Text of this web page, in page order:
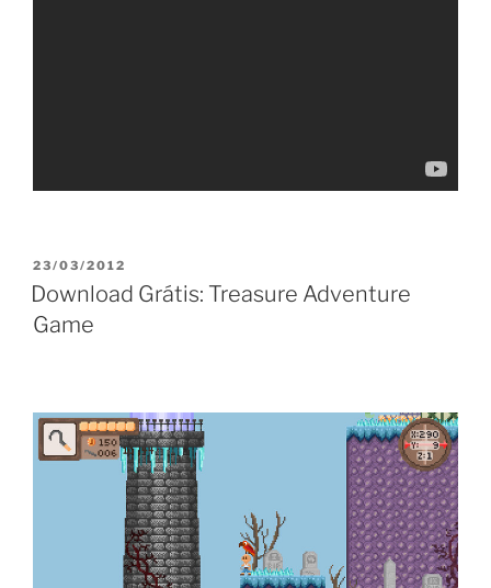
PUBLICADO
EM
23/03/2012
Download Grátis: Treasure Adventure
Game